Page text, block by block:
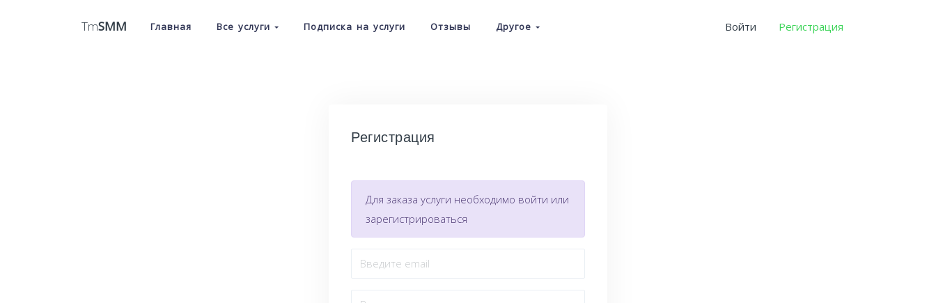
TmSMM Главная Все услуги Подписка на услуги Отзывы Другое Войти Регистрация
Регистрация
Для заказа услуги необходимо войти или
зарегистрироваться